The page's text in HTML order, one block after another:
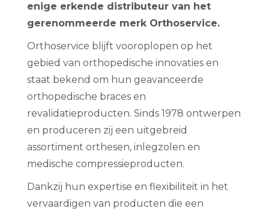
enige erkende distributeur van het
gerenommeerde merk Orthoservice.
Orthoservice blijft vooroplopen op het
gebied van orthopedische innovaties en
staat bekend om hun geavanceerde
orthopedische braces en
revalidatieproducten. Sinds 1978 ontwerpen
en produceren zij een uitgebreid
assortiment orthesen, inlegzolen en
medische compressieproducten.
Dankzij hun expertise en flexibiliteit in het
vervaardigen van producten die een